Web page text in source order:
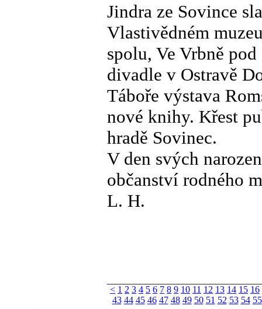
Jindra ze Sovince
Vlastivědném
spolu, Ve Vrbně
divadle v Ostravě
Táboře výstava
nové knihy. Křest
hradě Sovinec.
V den svých
občanství rodného
L. H.
< 1 2 3 4 5 6 7 8 9 10 11 12 13 14 15 16
43 44 45 46 47 48 49 50 51 52 53 54 55